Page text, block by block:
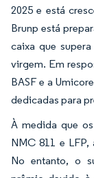
2025 e está
Brunp está
caixa que
virgem. Em
BASF e a
dedicadas para
À medida que
NMC 811 e
No entanto, o